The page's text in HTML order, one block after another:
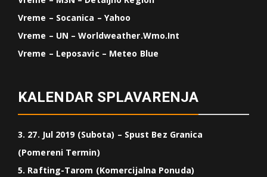
Vreme – Socanica – Yahoo
Vreme – UN – Worldweather.wmo.int
Vreme – Leposavic – Meteo Blue
KALENDAR SPLAVARENJA
3. 27. Jul 2019 (Subota) – Spust Bez Granica
(Pomereni Termin)
5. Rafting-Tarom (Komercijalna Ponuda)